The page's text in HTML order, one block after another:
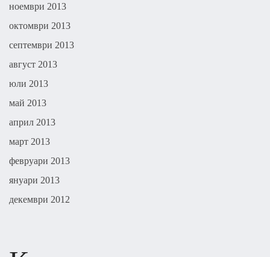
ноември 2013
октомври 2013
септември 2013
август 2013
юли 2013
май 2013
април 2013
март 2013
февруари 2013
януари 2013
декември 2012